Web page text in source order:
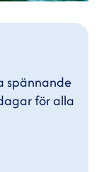
spännande
för alla